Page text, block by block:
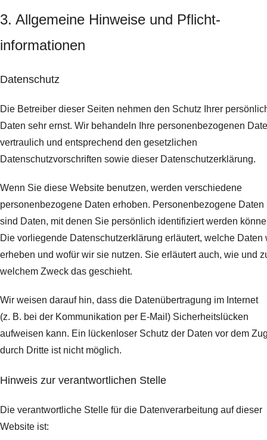
3. Allgemeine Hinweise und Pflicht­
informationen
Datenschutz
Die Betreiber dieser Seiten nehmen den Schutz Ihrer
Daten sehr ernst. Wir behandeln Ihre personenbezogenen
vertraulich und entsprechend den gesetzlichen
Datenschutzvorschriften sowie dieser Datenschutzerklärung.
Wenn Sie diese Website benutzen, werden verschiedene
personenbezogene Daten erhoben. Personenbezogene Daten
sind Daten, mit denen Sie persönlich identifiziert werden
Die vorliegende Datenschutzerklärung erläutert, welche Daten
erheben und wofür wir sie nutzen. Sie erläutert auch, wie und
welchem Zweck das geschieht.
Wir weisen darauf hin, dass die Datenübertragung im Internet
(z. B. bei der Kommunikation per E-Mail) Sicherheitslücken
aufweisen kann. Ein lückenloser Schutz der Daten vor dem
durch Dritte ist nicht möglich.
Hinweis zur verantwortlichen Stelle
Die verantwortliche Stelle für die Datenverarbeitung auf dieser
Website ist: